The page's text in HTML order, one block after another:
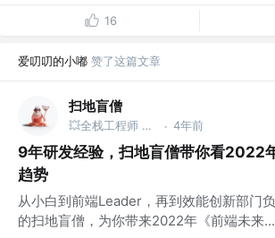
16
爱叨叨的小嘟 赞了这篇文章
扫地盲僧
💥全栈工程师 @百亿级独角兽公司 · 4年前
9年研发经验，扫地盲僧带你看2022
趋势
从小白到前端Leader，再到效能创新部门
的扫地盲僧，为你带来2022年《前端未来...